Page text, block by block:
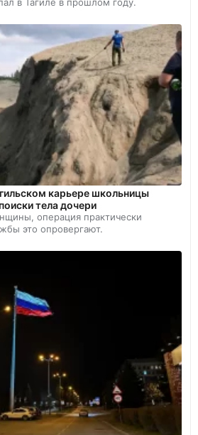
карьере школьницы
тела дочери
операция практически
это опровергают.